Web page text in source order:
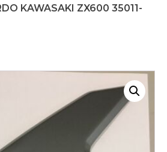
KAWASAKI ZX600 35011-